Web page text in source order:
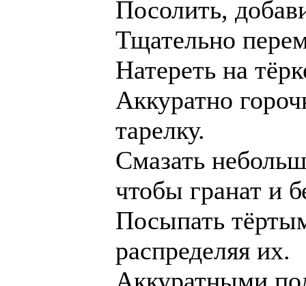
Посолить,
Тщательно
Натереть на
Аккуратно
тарелку.
Смазать
чтобы гранат и
Посыпать
распределяя их.